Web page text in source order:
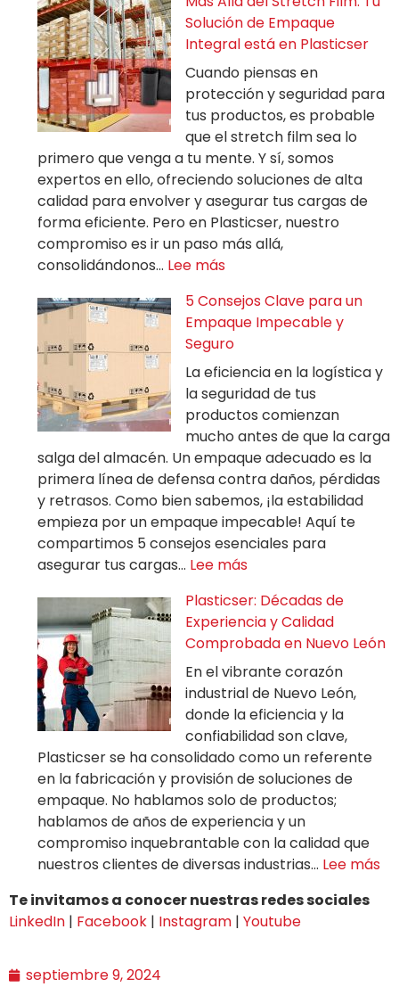
Solución de Empaque
Integral está en Plasticser
Cuando piensas en
protección y seguridad para
tus productos, es probable
que el stretch film sea lo
primero que venga a tu mente. Y sí, somos
expertos en ello, ofreciendo soluciones de alta
calidad para envolver y asegurar tus cargas de
forma eficiente. Pero en Plasticser, nuestro
compromiso es ir un paso más allá,
consolidándonos… Lee más
5 Consejos Clave para un
Empaque Impecable y
Seguro
La eficiencia en la logística y
la seguridad de tus
productos comienzan
mucho antes de que la carga
salga del almacén. Un empaque adecuado es la
primera línea de defensa contra daños, pérdidas
y retrasos. Como bien sabemos, ¡la estabilidad
empieza por un empaque impecable! Aquí te
compartimos 5 consejos esenciales para
asegurar tus cargas… Lee más
Plasticser: Décadas de
Experiencia y Calidad
Comprobada en Nuevo León
En el vibrante corazón
industrial de Nuevo León,
donde la eficiencia y la
confiabilidad son clave,
Plasticser se ha consolidado como un referente
en la fabricación y provisión de soluciones de
empaque. No hablamos solo de productos;
hablamos de años de experiencia y un
compromiso inquebrantable con la calidad que
nuestros clientes de diversas industrias… Lee más
Te invitamos a conocer nuestras redes sociales
LinkedIn | Facebook | Instagram | Youtube
septiembre 9, 2024